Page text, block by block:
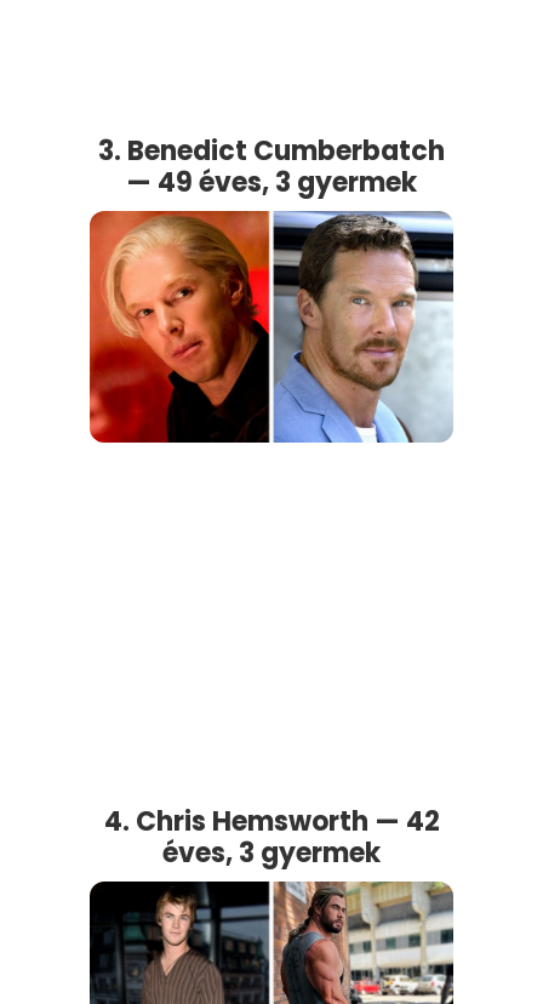
3. Benedict Cumberbatch
— 49 éves, 3 gyermek
4. Chris Hemsworth — 42
éves, 3 gyermek